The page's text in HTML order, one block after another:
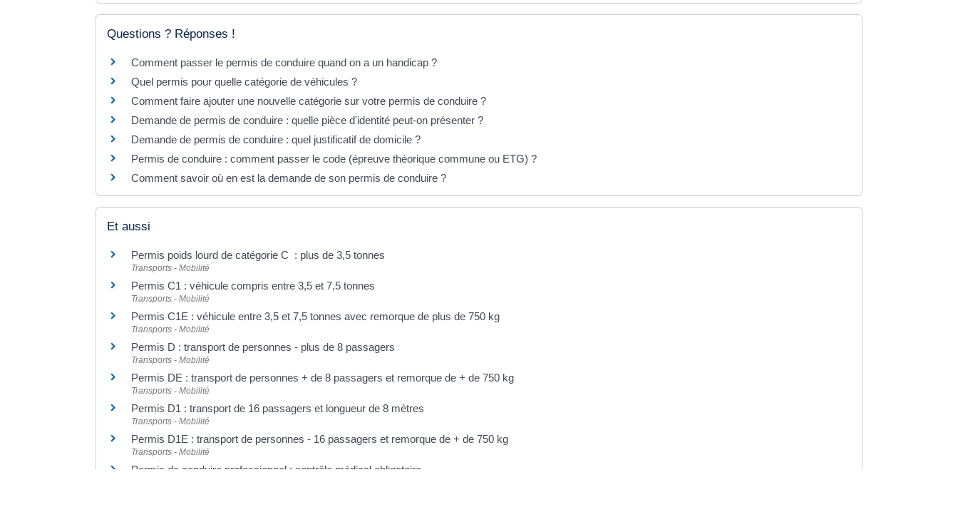
Questions ? Réponses !
Comment passer le permis de conduire quand on a un handicap ?
Quel permis pour quelle catégorie de véhicules ?
Comment faire ajouter une nouvelle catégorie sur votre permis de conduire ?
Demande de permis de conduire : quelle pièce d'identité peut-on présenter ?
Demande de permis de conduire : quel justificatif de domicile ?
Permis de conduire : comment passer le code (épreuve théorique commune ou ETG) ?
Comment savoir où en est la demande de son permis de conduire ?
Et aussi
Permis poids lourd de catégorie C : plus de 3,5 tonnes
Transports - Mobilité
Permis C1 : véhicule compris entre 3,5 et 7,5 tonnes
Transports - Mobilité
Permis C1E : véhicule entre 3,5 et 7,5 tonnes avec remorque de plus de 750 kg
Transports - Mobilité
Permis D : transport de personnes - plus de 8 passagers
Transports - Mobilité
Permis DE : transport de personnes + de 8 passagers et remorque de + de 750 kg
Transports - Mobilité
Permis D1 : transport de 16 passagers et longueur de 8 mètres
Transports - Mobilité
Permis D1E : transport de personnes - 16 passagers et remorque de + de 750 kg
Transports - Mobilité
Permis de conduire professionnel : contrôle médical obligatoire